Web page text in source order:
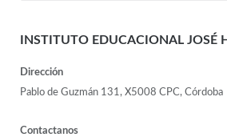
INSTITUTO EDUCACIONAL JOSÉ
Dirección
Pablo de Guzmán 131, X5008 CPC, Córdoba
Contactanos